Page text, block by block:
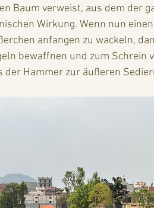
Baum verweist, aus dem der
Wirkung. Wenn nun
anfangen zu wackeln,
bewaffnen und zum Schrein
Hammer zur äußeren